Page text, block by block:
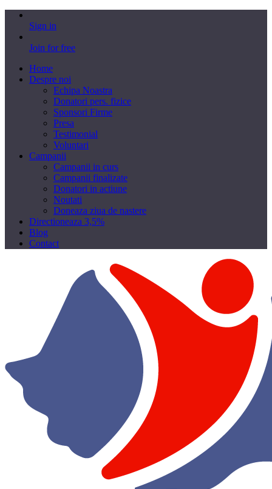
Sign in
Join for free
Home
Despre noi
Echipa Noastra
Donatori pers. fizice
Sponsori Firme
Presa
Testimonial
Voluntari
Campanii
Campanii in curs
Campanii finalizate
Donatori in actiune
Noutati
Doneaza ziua de nastere
Directioneaza 3,5%
Blog
Contact